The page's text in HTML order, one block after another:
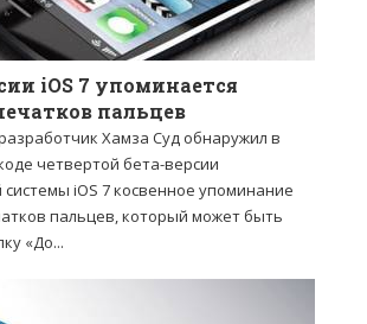
iOS 7 упоминается
пальцев
Хамза Суд обнаружил в
четвертой бета-версии
iOS 7 косвенное упоминание
пальцев, который может быть
«До...